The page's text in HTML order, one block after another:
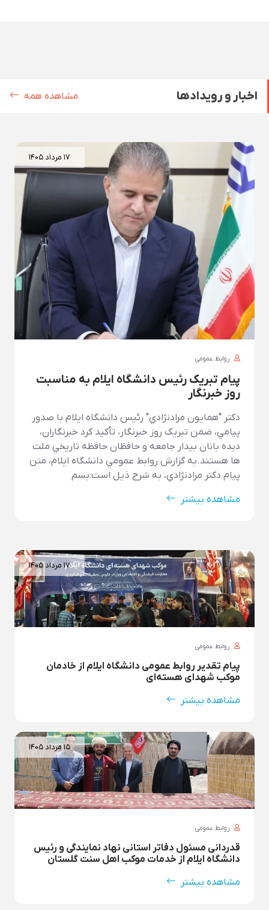
اخبار و رویدادها مشاهده همه
۱۷ مرداد ۱۴۰۵
روابط عمومی
پیام تبریک رئیس دانشگاه ایلام به مناسبت
روز خبرنگار
دکتر "همايون مرادنژادي" رئيس دانشگاه ايلام با صدور
پيامي، ضمن تبريک روز خبرنگار، تأکيد کرد خبرنگاران،
ديده بانان بيدار جامعه و حافظان حافظه تاريخي ملت
ها هستند.به گزارش روابط عمومي دانشگاه ايلام، متن
پيام دکتر مرادنژادي، به شرح ذيل است:بسم
مشاهده بیشتر
۱۷ مرداد ۱۴۰۵
روابط عمومی
پیام تقدیر روابط عمومی دانشگاه ایلام از خادمان
موکب شهدای هسته‌ای
مشاهده بیشتر
۱۵ مرداد ۱۴۰۵
روابط عمومی
قدردانی مسئول دفاتر استانی نهاد نمایندگی و رئیس
دانشگاه ایلام از خدمات موکب اهل سنت گلستان
مشاهده بیشتر